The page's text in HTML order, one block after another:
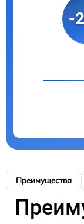
-
Преимущества